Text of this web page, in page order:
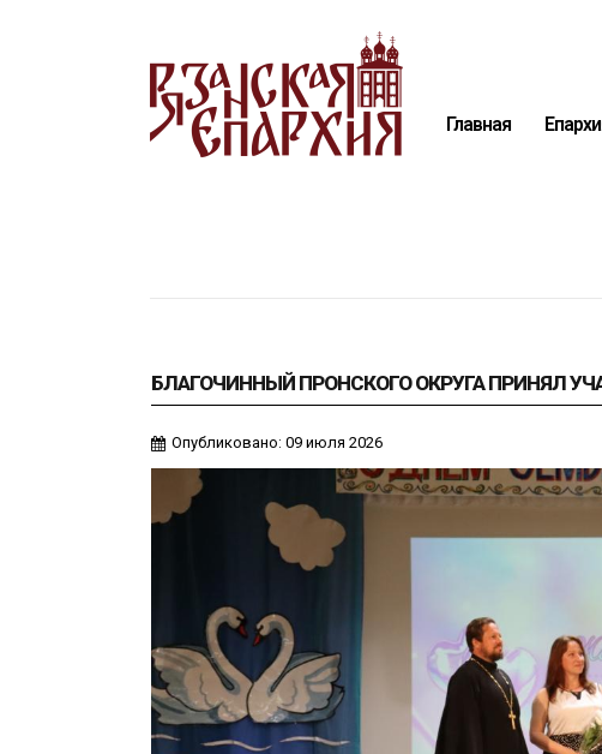
Главная
БЛАГОЧИННЫЙ ПРОНСКОГО ОКРУГА ПРИНЯЛ
Опубликовано: 09 июля 2026